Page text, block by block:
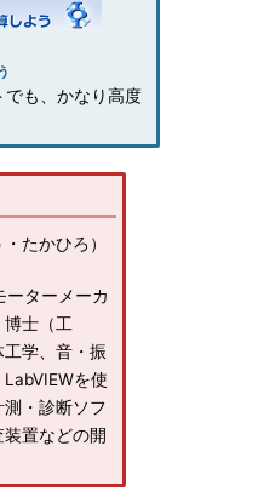
も、かなり高度
・たかひろ）
ーターメーカ
博士（工
学、音・振
を使
測・診断ソフ
装置などの開